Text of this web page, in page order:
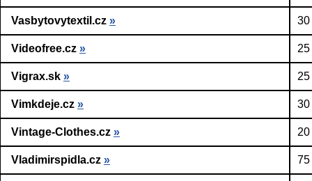
Vasbytovytextil.cz » 30
Videofree.cz »
Vigrax.sk »
Vimkdeje.cz » 30
Vintage-Clothes.cz »
Vladimirspidla.cz » 75